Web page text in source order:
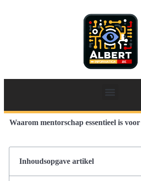
Waarom mentorschap essentieel is
Inhoudsopgave artikel